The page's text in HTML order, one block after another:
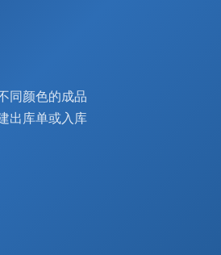
同颜色的成品
出库单或入库